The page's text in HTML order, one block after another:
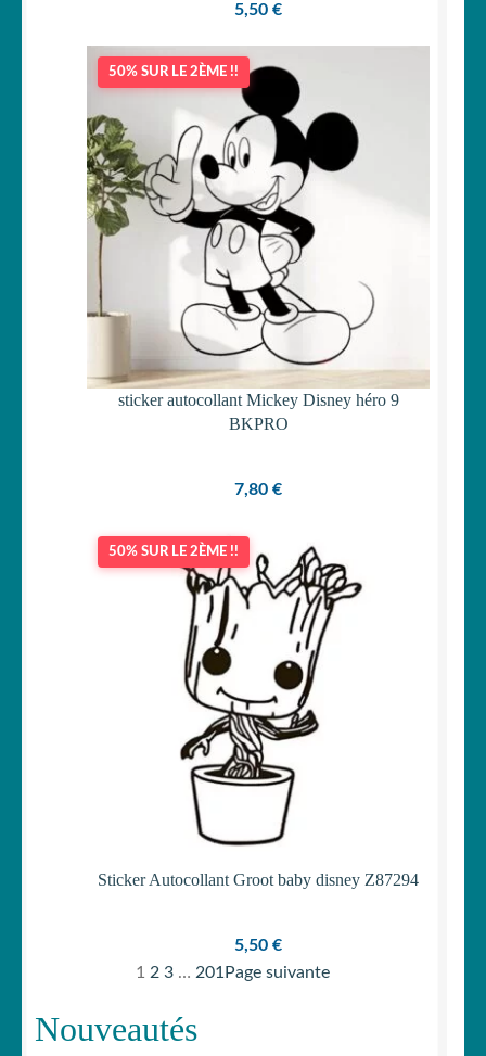
5,50 €
50% SUR LE 2ÈME !!
sticker autocollant Mickey Disney héro 9
BKPRO
7,80 €
50% SUR LE 2ÈME !!
Sticker Autocollant Groot baby disney Z87294
5,50 €
1 2 3 … 201 Page suivante
Nouveautés